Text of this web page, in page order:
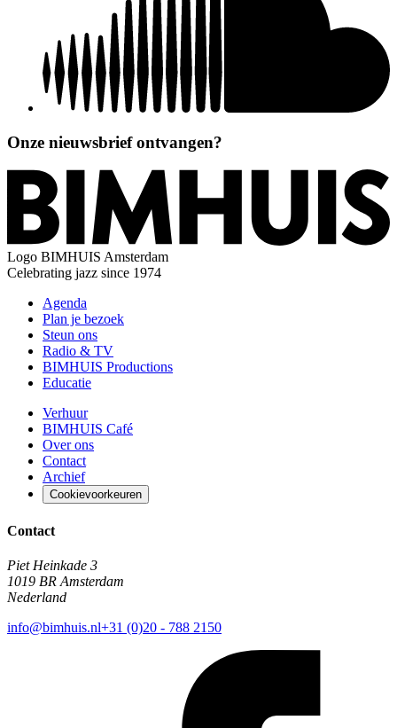
Onze nieuwsbrief ontvangen?
Logo BIMHUIS Amsterdam
Celebrating jazz since 1974
Agenda
Plan je bezoek
Steun ons
Radio & TV
BIMHUIS Productions
Educatie
Verhuur
BIMHUIS Café
Over ons
Contact
Archief
Cookievoorkeuren
Contact
Piet Heinkade 3
1019 BR Amsterdam
Nederland
info@bimhuis.nl+31 (0)20 - 788 2150